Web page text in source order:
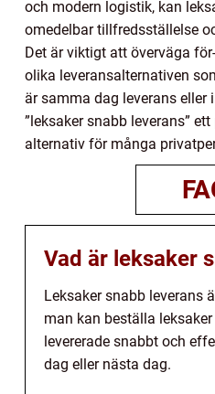
och modern logistik, kan
omedelbar tillfredsställelse
Det är viktigt att överväga
olika leveransalternativen
är samma dag leverans eller
”leksaker snabb leverans”
alternativ för många
Vad är leksaker
Leksaker snabb leverans
man kan beställa
levererade snabbt och
dag eller nästa dag.